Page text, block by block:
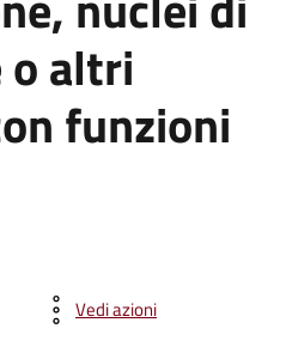
altri
funzioni
Vedi azioni